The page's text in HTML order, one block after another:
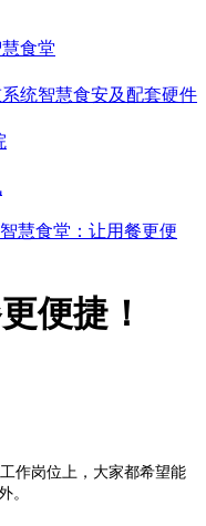
食堂
统智慧食安及配套硬件
智慧食堂：让用餐更便
便捷！
作岗位上，大家都希望能
。